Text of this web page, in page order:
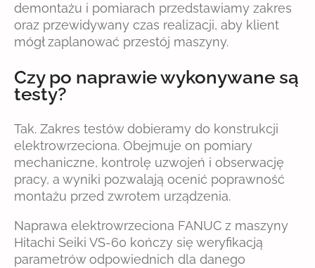
demontażu i pomiarach przedstawiamy zakres
oraz przewidywany czas realizacji, aby klient
mógł zaplanować przestój maszyny.
Czy po naprawie wykonywane są
testy?
Tak. Zakres testów dobieramy do konstrukcji
elektrowrzeciona. Obejmuje on pomiary
mechaniczne, kontrolę uzwojeń i obserwację
pracy, a wyniki pozwalają ocenić poprawność
montażu przed zwrotem urządzenia.
Naprawa elektrowrzeciona FANUC z maszyny
Hitachi Seiki VS-60 kończy się weryfikacją
parametrów odpowiednich dla danego